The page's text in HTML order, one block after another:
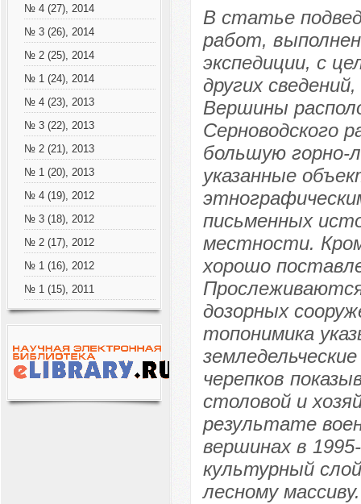
№ 4 (27), 2014
№ 3 (26), 2014
№ 2 (25), 2014
№ 1 (24), 2014
№ 4 (23), 2013
№ 3 (22), 2013
№ 2 (21), 2013
№ 1 (20), 2013
№ 4 (19), 2012
№ 3 (18), 2012
№ 2 (17), 2012
№ 1 (16), 2012
№ 1 (15), 2011
В статье
работ,
экспедиции, с
других
Вершины
Серноводского
большую горно-
указанные
письменных
местности.
хорошо
дозорных
топонимика
черепков
столовой и
результате
вершинах в
культурный
лесному массиву.